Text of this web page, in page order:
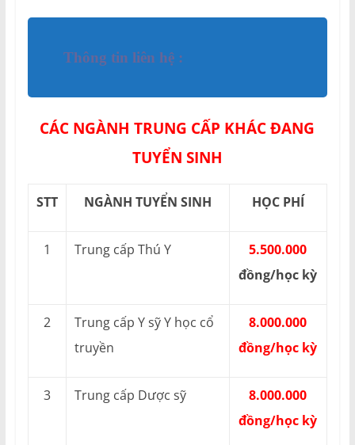
Thông tin liên hệ :
CÁC NGÀNH TRUNG CẤP KHÁC ĐANG
TUYỂN SINH
STT NGÀNH TUYỂN SINH HỌC PHÍ
1 Trung cấp Thú Y
5.500.000
đồng/học kỳ
2
Trung cấp Y sỹ Y học cổ
truyền
8.000.000
đồng/học kỳ
3 Trung cấp Dược sỹ
8.000.000
đồng/học kỳ